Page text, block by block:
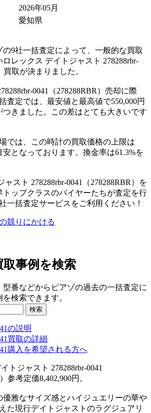
2026年05月
愛知県
9社一括査定によって、一般的な買取
レックス デイトジャスト 278288rbr-
買取が決まりました。
0041（278288RBR）売却に際
査定では、最安値と最高値で550,000円
つきました。この差はとても大きいです
では、この時計の買取価格の上限は
安となっております。換金率は61.3%を
ャスト 278288rbr-0041（278288RBR）を
トップクラスのバイヤーたちが査定を行
一括査定サービスをご利用ください！
競りにかける
取事例を検索
型番などからピアゾの過去の一括査定に
検索できます。
検索
の説明
買取の詳細
購入を希望される方へ
トジャスト 278288rbr-0041
参考定価8,402,900円。
優雅なサイズ感とハイジュエリーの華や
た現行デイトジャストのラグジュアリ